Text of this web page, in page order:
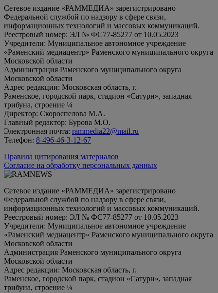
Сетевое издание «РАММЕДИА» зарегистрировано
Федеральной службой по надзору в сфере связи,
информационных технологий и массовых коммуникаций.
Реестровый номер: ЭЛ № ФС77-85277 от 10.05.2023
Учредители: Муниципальное автономное учреждение
«Раменский медиацентр» Раменского муниципального округа
Московской области
Администрация Раменского муниципального округа
Московской области
Адрес редакции: Московская область, г.
Раменское, городской парк, стадион «Сатурн», западная
трибуна, строение ¼
Директор: Скороспелова М.А.
Главный редактор: Бурова М.О.
Электронная почта: rammedia22@mail.ru
Телефон: 8-496-46-3-12-67
Правила цитирования материалов
Согласие на обработку персональных данных
Сетевое издание «РАММЕДИА» зарегистрировано
Федеральной службой по надзору в сфере связи,
информационных технологий и массовых коммуникаций.
Реестровый номер: ЭЛ № ФС77-85277 от 10.05.2023
Учредители: Муниципальное автономное учреждение
«Раменский медиацентр» Раменского муниципального округа
Московской области
Администрация Раменского муниципального округа
Московской области
Адрес редакции: Московская область, г.
Раменское, городской парк, стадион «Сатурн», западная
трибуна, строение ¼